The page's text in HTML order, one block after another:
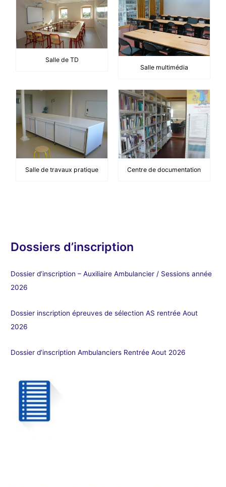
Salle de TD
Salle multimédia
Salle de travaux pratique Centre de documentation
Dossiers d’inscription
Dossier d’inscription – Auxiliaire Ambulancier / Sessions année
2026
Dossier inscription épreuves de sélection AS rentrée Aout
2026
Dossier d’inscription Ambulanciers Rentrée Aout 2026